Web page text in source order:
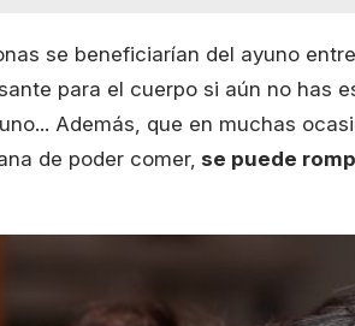
se beneficiarían del ayuno
para el cuerpo si aún no has
Además, que en muchas
de poder comer, se puede